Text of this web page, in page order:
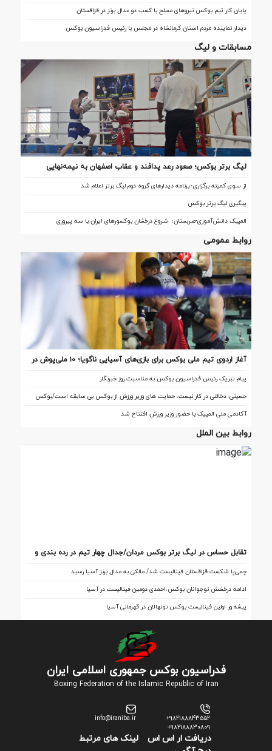
پایان کار تیم بوکس نیروهای مسلح با کسب دو مدال برنز در قزاقستان
دیدار نماینده مردم استان کرمانشاه در مجلس با رئیس فدراسیون بوکس
مسابقات و لیگ
لیگ برتر بوکس؛ صعود رعد پدافند و عقاب اصفهان به نیمه‌نهایی
از سوی کمیته برگزاری؛ برنامه دیدارهای گروه دوم لیگ برتر اعلام شد
پیگیری لیگ برتر بوکس
المپیک دانش‌آموزی-صربستان؛ شروع درخشان بوکسورهای ایران با سه پیروزی
روابط عمومی
آغاز اردوی تیم ملی بوکس برای بازی‌های آسیایی ناگویا؛ ۱۰ ملی‌پوش در
پیام تبریک رئیس فدراسیون بوکس به مناسبت روز خبرنگار
حسینی: دخالتی در کار نیست، حمایت های وزیر ورزش از بوکس بی سابقه است/بوکس
بعد از ۸۵ سال با حمایت دنیا مالی صاحب خانه می شود
آکادمی ملی المپیک با حضور وزیر ورزش افتتاح شد
روابط بین الملل
تقابل‌ حساس در لیگ برتر بوکس مردان/جدال چهار تیم در رده بندی و
چمی‌پا شکست قزاقستان فینالیست شد/ مالکی به مدال برنز آسیا رسید
ادامه درخشش نوجوانان بوکس،احمدی دومین فینالیست در آسیا
پیشه ور اولین فینالیست بوکس نونهالان در قهرمانی آسیا
فدراسیون بوکس جمهوری اسلامی ایران
Boxing Federation of the Islamic Republic of Iran
+982188843552
+982188830809
info@iraniba.ir
دریافت ار اس اس
لینک های مرتبط